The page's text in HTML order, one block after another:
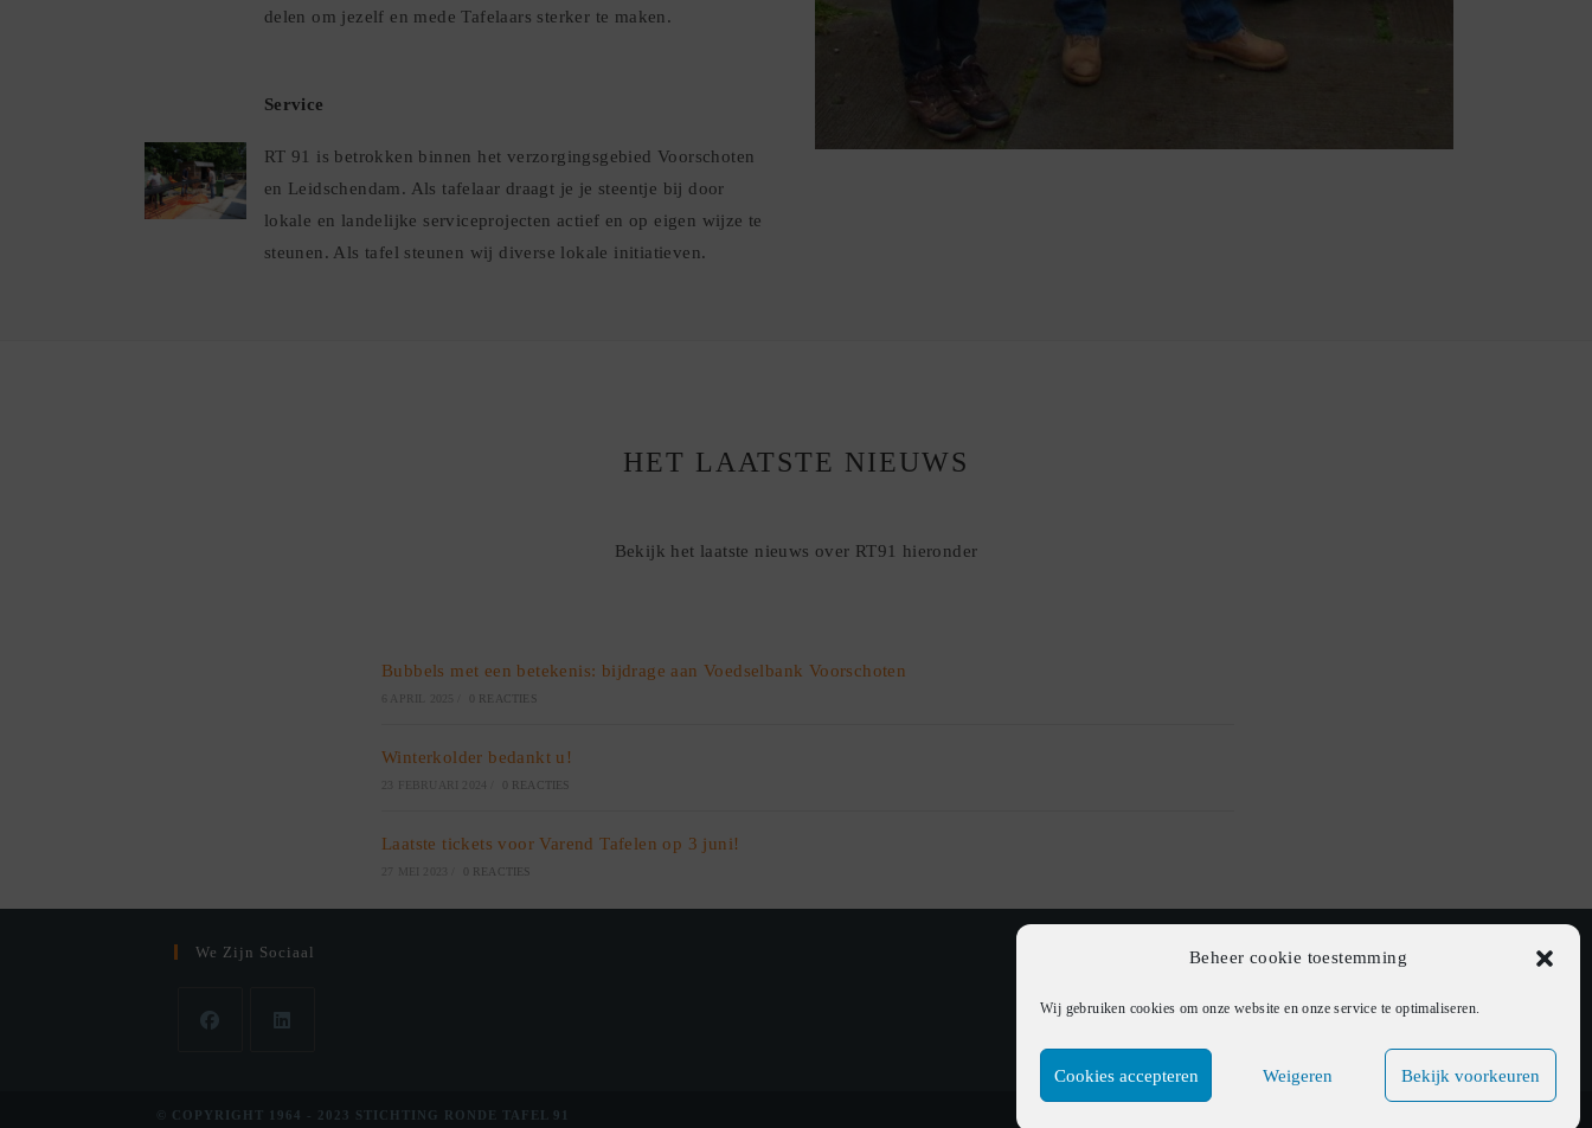
Beheer cookie toestemming
Wij gebruiken cookies om onze website en onze service te optimaliseren.
Cookies accepteren Weigeren Bekijk voorkeuren
delen om jezelf en mede Tafelaars sterker te maken.
Service
RT 91 is betrokken binnen het verzorgingsgebied Voorschoten
en Leidschendam. Als tafelaar draagt je je steentje bij door
lokale en landelijke serviceprojecten actief en op eigen wijze te
steunen. Als tafel steunen wij diverse lokale initiatieven.
HET LAATSTE NIEUWS
Bekijk het laatste nieuws over RT91 hieronder
Bubbels met een betekenis: bijdrage aan Voedselbank Voorschoten
6 APRIL 2025 0 REACTIES
Winterkolder bedankt u!
23 FEBRUARI 2024 0 REACTIES
Laatste tickets voor Varend Tafelen op 3 juni!
27 MEI 2023 0 REACTIES
We Zijn Sociaal
© COPYRIGHT 1964 - 2023 STICHTING RONDE TAFEL 91